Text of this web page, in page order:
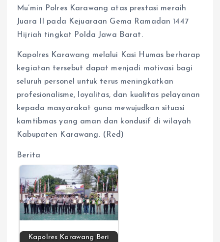
Mu’min Polres Karawang atas prestasi meraih
Juara II pada Kejuaraan Gema Ramadan 1447
Hijriah tingkat Polda Jawa Barat.
Kapolres Karawang melalui Kasi Humas berharap
kegiatan tersebut dapat menjadi motivasi bagi
seluruh personel untuk terus meningkatkan
profesionalisme, loyalitas, dan kualitas pelayanan
kepada masyarakat guna mewujudkan situasi
kamtibmas yang aman dan kondusif di wilayah
Kabupaten Karawang. (Red)
Berita
Kapolres Karawang Beri